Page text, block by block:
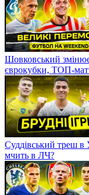
Шовковський
єврокубки, ТОП-
Суддівський треш
мчить в ЛЧ?